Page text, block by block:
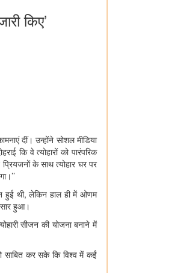
किए’
दीं। उन्‍होंने सोशल मीडिया
कि वे त्‍योहारों को पारंपरिक
के साथ त्‍योहार घर पर
हुई थी, लेकिन हाल ही में ओणम
हुआ।
सीजन की योजना बनाने में
साबित कर सके कि विश्‍व में कईं